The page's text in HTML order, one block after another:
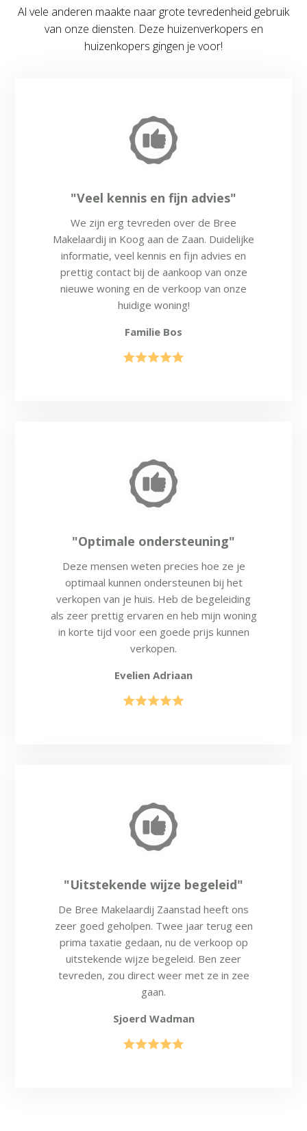
Al vele anderen maakte naar grote tevredenheid gebruik
van onze diensten. Deze huizenverkopers en
huizenkopers gingen je voor!
"Veel kennis en fijn advies"
We zijn erg tevreden over de Bree
Makelaardij in Koog aan de Zaan. Duidelijke
informatie, veel kennis en fijn advies en
prettig contact bij de aankoop van onze
nieuwe woning en de verkoop van onze
huidige woning!
Familie Bos
"Optimale ondersteuning"
Deze mensen weten precies hoe ze je
optimaal kunnen ondersteunen bij het
verkopen van je huis. Heb de begeleiding
als zeer prettig ervaren en heb mijn woning
in korte tijd voor een goede prijs kunnen
verkopen.
Evelien Adriaan
"Uitstekende wijze begeleid"
De Bree Makelaardij Zaanstad heeft ons
zeer goed geholpen. Twee jaar terug een
prima taxatie gedaan, nu de verkoop op
uitstekende wijze begeleid. Ben zeer
tevreden, zou direct weer met ze in zee
gaan.
Sjoerd Wadman